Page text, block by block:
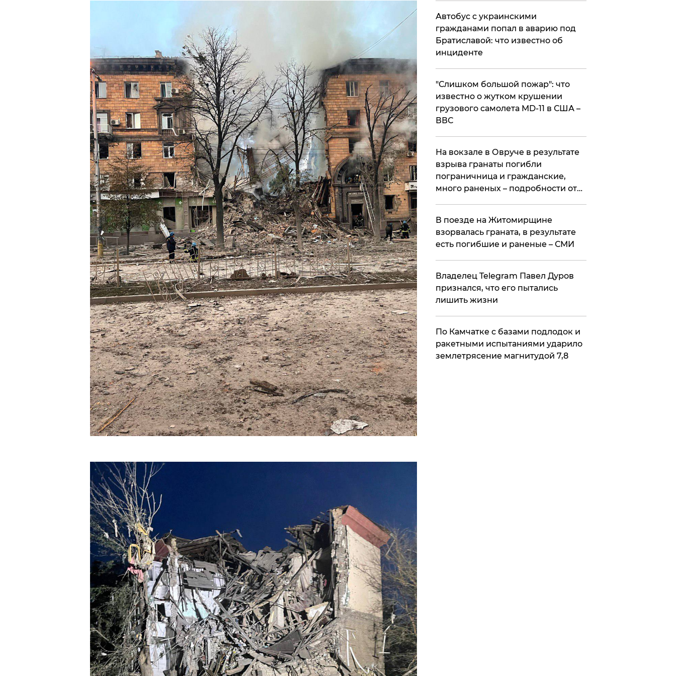
Автобус с украинскими
гражданами попал в аварию под
Братиславой: что известно об
инциденте
"Слишком большой пожар": что
известно о жутком крушении
грузового самолета MD-11 в США –
ВВС
На вокзале в Овруче в результате
взрыва гранаты погибли
пограничница и гражданские,
много раненых – подробности от
В поезде на Житомирщине
взорвалась граната, в результате
есть погибшие и раненые – СМИ
Владелец Telegram Павел Дуров
признался, что его пытались
лишить жизни
По Камчатке с базами подлодок и
ракетными испытаниями ударило
землетрясение магнитудой 7,8